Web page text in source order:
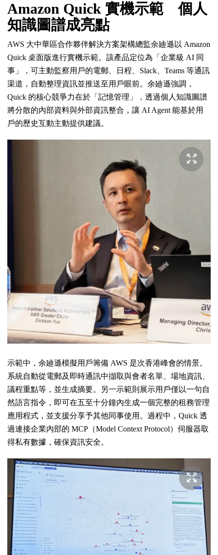
Amazon Quick 實機示範 個人
知識圖譜成亮點
AWS 大中華區合作夥伴解決方案架構總監余廸遜以 Amazon
Quick 桌面版進行實機示範。該產品定位為「企業級 AI 同
事」，可主動監察用戶的電郵、日程、Slack、Teams 等通訊
渠道，自動整理資訊並推送至用戶眼前。余廸遜強調，
Quick 的核心競爭力在於「記憶管理」，透過個人知識圖譜
將分散的內部資料與外部資訊整合，讓 AI Agent 能基於用
戶的歷史互動主動提供建議。
示範中，余廸遜模擬用戶籌備 AWS 是次香港峰會的情景。
系統自動從電郵及即時通訊中擷取與會者名單、場地資訊、
議程重點等，並生成摘要。另一示範則展示用戶僅以一句自
然語言指令，即可在五至十分鐘內生成一個完整的租務管理
應用程式，並支援分享予其他同事使用。過程中，Quick 透
過連接企業內部的 MCP（Model Context Protocol）伺服器取
得私有數據，確保資訊安全。